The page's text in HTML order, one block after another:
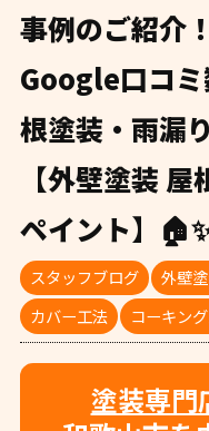
事例のご紹介
Google口コミ
根塗装・雨漏
【外壁塗装
ペイント】
スタッフブログ 外壁
カバー工法
コーキン
塗装専門